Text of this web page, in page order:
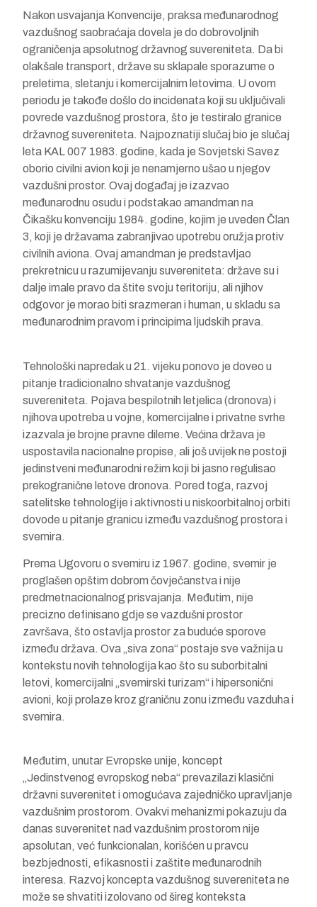
Nakon usvajanja Konvencije, praksa međunarodnog
vazdušnog saobraćaja dovela je do dobrovoljnih
ograničenja apsolutnog državnog suvereniteta. Da bi
olakšale transport, države su sklapale sporazume o
preletima, sletanju i komercijalnim letovima. U ovom
periodu je takođe došlo do incidenata koji su uključivali
povrede vazdušnog prostora, što je testiralo granice
državnog suvereniteta. Najpoznatiji slučaj bio je slučaj
leta KAL 007 1983. godine, kada je Sovjetski Savez
oborio civilni avion koji je nenamjerno ušao u njegov
vazdušni prostor. Ovaj događaj je izazvao
međunarodnu osudu i podstakao amandman na
Čikašku konvenciju 1984. godine, kojim je uveden Član
3, koji je državama zabranjivao upotrebu oružja protiv
civilnih aviona. Ovaj amandman je predstavljao
prekretnicu u razumijevanju suvereniteta: države su i
dalje imale pravo da štite svoju teritoriju, ali njihov
odgovor je morao biti srazmeran i human, u skladu sa
međunarodnim pravom i principima ljudskih prava.
Tehnološki napredak u 21. vijeku ponovo je doveo u
pitanje tradicionalno shvatanje vazdušnog
suvereniteta. Pojava bespilotnih letjelica (dronova) i
njihova upotreba u vojne, komercijalne i privatne svrhe
izazvala je brojne pravne dileme. Većina država je
uspostavila nacionalne propise, ali još uvijek ne postoji
jedinstveni međunarodni režim koji bi jasno regulisao
prekogranične letove dronova. Pored toga, razvoj
satelitske tehnologije i aktivnosti u niskoorbitalnoj orbiti
dovode u pitanje granicu između vazdušnog prostora i
svemira.
Prema Ugovoru o svemiru iz 1967. godine, svemir je
proglašen opštim dobrom čovječanstva i nije
predmetnacionalnog prisvajanja. Međutim, nije
precizno definisano gdje se vazdušni prostor
završava, što ostavlja prostor za buduće sporove
između država. Ova „siva zona“ postaje sve važnija u
kontekstu novih tehnologija kao što su suborbitalni
letovi, komercijalni „svemirski turizam“ i hipersonični
avioni, koji prolaze kroz graničnu zonu između vazduha i
svemira.
Međutim, unutar Evropske unije, koncept
„Jedinstvenog evropskog neba“ prevazilazi klasični
državni suverenitet i omogućava zajedničko upravljanje
vazdušnim prostorom. Ovakvi mehanizmi pokazuju da
danas suverenitet nad vazdušnim prostorom nije
apsolutan, već funkcionalan, korišćen u pravcu
bezbjednosti, efikasnosti i zaštite međunarodnih
interesa. Razvoj koncepta vazdušnog suvereniteta ne
može se shvatiti izolovano od šireg konteksta